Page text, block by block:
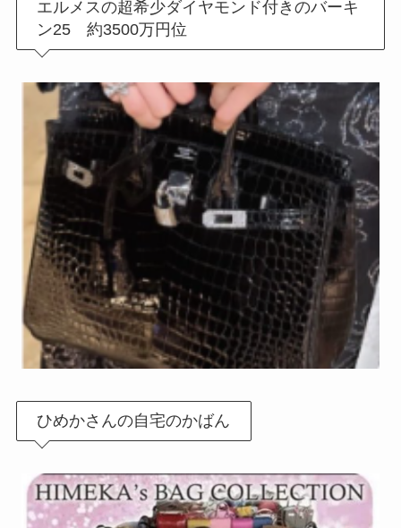
エルメスの超希少ダイヤモンド付きのバーキ
ン25 約3500万円位
ひめかさんの自宅のかばん